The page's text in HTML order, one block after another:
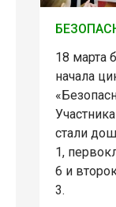
18 марта
начала
стали
1,
6 и
3.